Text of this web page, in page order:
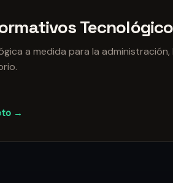
a medida para la administración,
→